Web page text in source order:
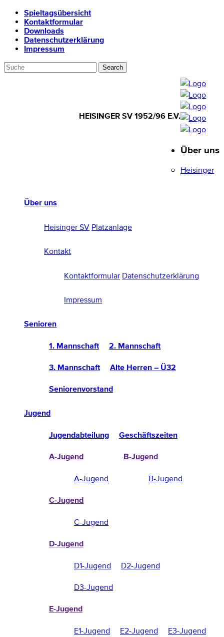
Spieltagsübersicht
Kontaktformular
Downloads
Datenschutzerklärung
Impressum
HEISINGER SV 1952/96 E.V.
1952/96 E.V.
Über uns
Heisinger SV Platzanlage
Kontakt
Kontaktformular Datenschutzerklärung
Impressum
Senioren
1. Mannschaft 2. Mannschaft
3. Mannschaft Alte Herren – Ü32
Seniorenvorstand
Jugend
Jugendabteilung Geschäftszeiten
A-Jugend
A-Jugend
B-Jugend
B-Jugend
C-Jugend
C-Jugend
D-Jugend
D1-Jugend
D2-Jugend
D3-Jugend
E-Jugend
E1-Jugend E2-Jugend E3-Jugend
Über uns
Heisinger